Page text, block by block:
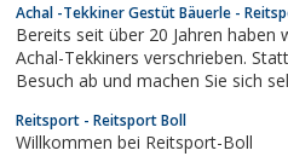
Achal -Tekkiner Gestüt Bäuerle -
Bereits seit über 20 Jahren haben
Achal-Tekkiners verschrieben.
Besuch ab und machen Sie sich
Einsteller, ermöglichen aber auch Unterricht und erfreuen uns an
zahlreichen Aktivitäten,...
Reitsport - Reitsport Boll
Willkommen bei Reitsport-Boll